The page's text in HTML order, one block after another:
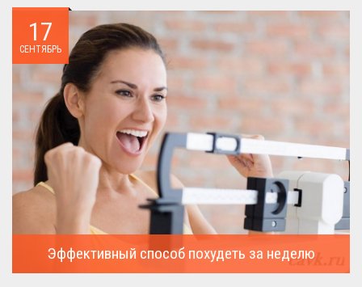
17
СЕНТЯБРЬ
Эффективный способ похудеть за неделю